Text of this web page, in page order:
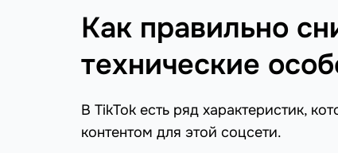
Как правильно
технические
В TikTok есть ряд характеристик,
контентом для этой соцсети.